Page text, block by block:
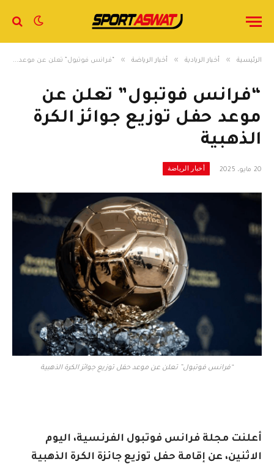
الرئيسية » أخبار الريادية » أخبار الرياضة » “فرانس فوتبول” تعلن عن موعد حفل توزيع جوائز الكرة الذهبية
“فرانس فوتبول” تعلن عن
موعد حفل توزيع جوائز الكرة
الذهبية
20 مايو، 2025 أخبار الرياضة
“فرانس فوتبول” تعلن عن موعد حفل توزيع جوائز الكرة الذهبية
أعلنت مجلة فرانس فوتبول الفرنسية، اليوم
الاثنين، عن إقامة حفل توزيع جائزة الكرة الذهبية